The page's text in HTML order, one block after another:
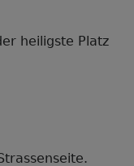
heiligste Platz